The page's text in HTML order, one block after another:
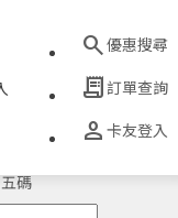
search 優惠搜尋
receipt_long訂單查詢
person 卡友登入
碼